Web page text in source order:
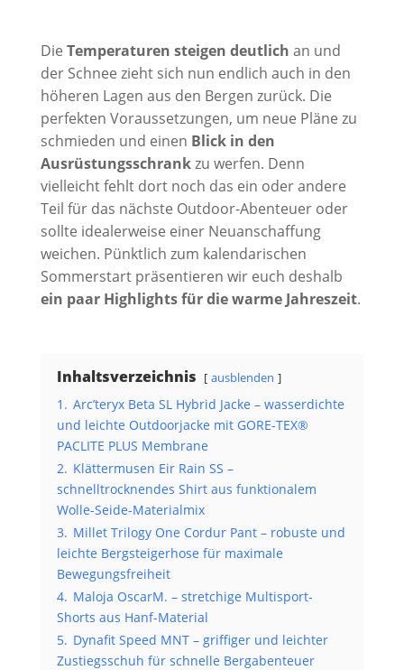
Die Temperaturen steigen deutlich an und
der Schnee zieht sich nun endlich auch in den
höheren Lagen aus den Bergen zurück. Die
perfekten Voraussetzungen, um neue Pläne zu
schmieden und einen Blick in den
Ausrüstungsschrankzu werfen. Denn
vielleicht fehlt dort noch das ein oder andere
Teil für das nächste Outdoor-Abenteuer oder
sollte idealerweise einer Neuanschaffung
weichen. Pünktlich zum kalendarischen
Sommerstart präsentieren wir euch deshalb
ein paar Highlights für die warme Jahreszeit.
Inhaltsverzeichnis ausblenden
1. Arc’teryx Beta SL Hybrid Jacke – wasserdichte
und leichte Outdoorjacke mit GORE-TEX®
PACLITE PLUS Membrane
2. Klättermusen Eir Rain SS –
schnelltrocknendes Shirt aus funktionalem
Wolle-Seide-Materialmix
3. Millet Trilogy One Cordur Pant – robuste und
leichte Bergsteigerhose für maximale
Bewegungsfreiheit
4. Maloja OscarM. – stretchige Multisport-
Shorts aus Hanf-Material
5. Dynafit Speed MNT – griffiger und leichter
Zustiegsschuh für schnelle Bergabenteuer